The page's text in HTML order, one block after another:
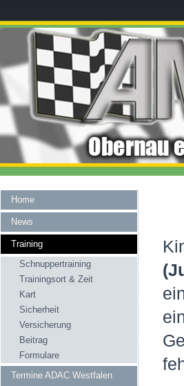
Home
News
Training
Schnuppertraining
Trainingsort & Zeit
Kart
Sicherheit
Versicherung
Beitrag
Formulare
Termine ADAC Westfalen